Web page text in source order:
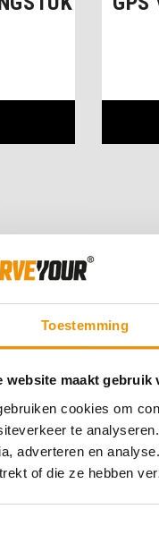
Toestemming
website maakt gebruik
cookies om
te
adverteren en
of die ze hebben